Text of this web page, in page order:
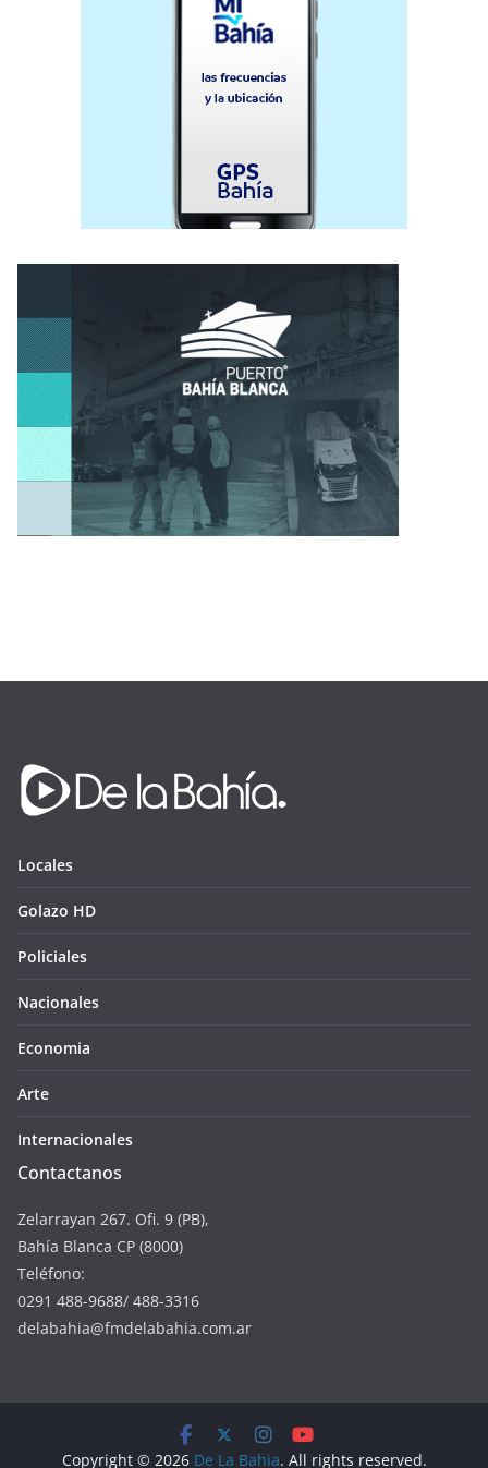
Locales
Golazo HD
Policiales
Nacionales
Economia
Arte
Internacionales
Contactanos
Zelarrayan 267. Ofi. 9 (PB),
Bahía Blanca CP (8000)
Teléfono:
0291 488-9688/ 488-3316
delabahia@fmdelabahia.com.ar
Copyright © 2026 De La Bahia. All rights reserved.